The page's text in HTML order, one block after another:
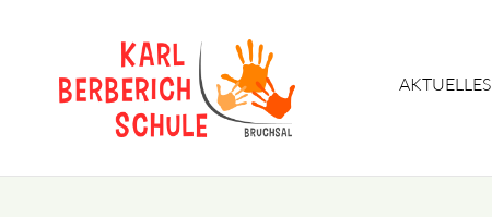
NavigationAKTUELLES